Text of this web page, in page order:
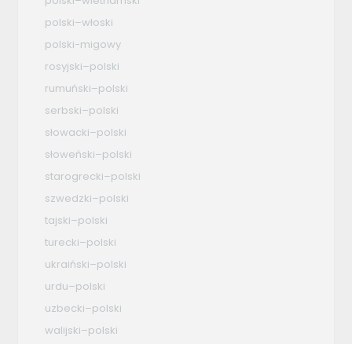
polski–włoski
polski-migowy
rosyjski–polski
rumuński–polski
serbski–polski
słowacki–polski
słoweński–polski
starogrecki–polski
szwedzki–polski
tajski–polski
turecki–polski
ukraiński–polski
urdu–polski
uzbecki–polski
walijski–polski